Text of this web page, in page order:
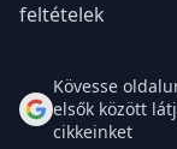
feltételek
Kövesse
elsők között
cikkeinket